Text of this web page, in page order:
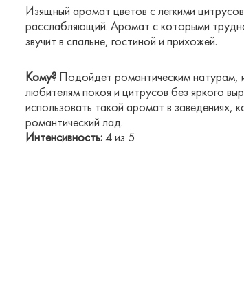
Изящный аромат цветов с легкими
расслабляющий. Аромат с которыми
звучит в спальне, гостиной и прихожей.
Кому? Подойдет романтическим
любителям покоя и цитрусов без яркого
использовать такой аромат в заведениях,
романтический лад.
Интенсивность: 4 из 5